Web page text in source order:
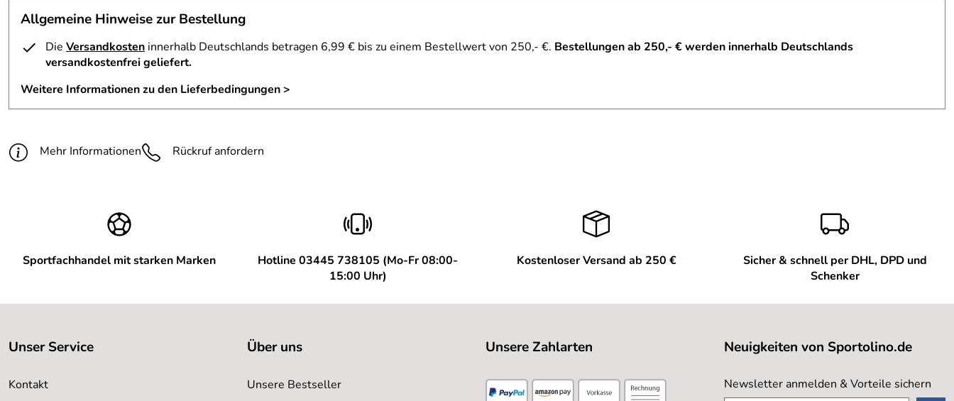
Einsatz:
Expeditionen / Hütten
Füllgewicht:
ca. 300 g
Gewicht:
775 g
Temperaturbereiche:
Komfort +7 °C / Übergang +3 °C / Extrem 0 °C
Allgemeine Hinweise zur Bestellung
Die Versandkosten innerhalb Deutschlands betragen 6,99 € bis zu einem Bestellwert von 250,- €. Bestellungen ab 250,- € werden innerhalb Deutschlands
versandkostenfrei geliefert.
Weitere Informationen zu den Lieferbedingungen >
Mehr Informationen Rückruf anfordern
Sportfachhandel mit starken Marken
Hotline 03445 738105 (Mo-Fr 08:00-
15:00 Uhr)
Kostenloser Versand ab 250 €
Sicher & schnell per DHL, DPD und
Schenker
Unser Service
Kontakt
Über uns
Unsere Bestseller
Unsere Zahlarten Neuigkeiten von Sportolino.de
Newsletter anmelden & Vorteile sichern